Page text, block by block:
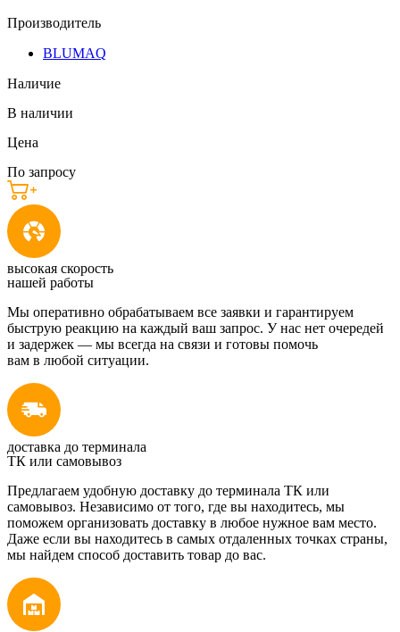
Производитель
BLUMAQ
Наличие
В наличии
Цена
По запросу
высокая скорость
нашей работы
Мы оперативно обрабатываем все заявки и гарантируем
быструю реакцию на каждый ваш запрос. У нас нет очередей
и задержек — мы всегда на связи и готовы помочь
вам в любой ситуации.
доставка до терминала
ТК или самовывоз
Предлагаем удобную доставку до терминала ТК или
самовывоз. Независимо от того, где вы находитесь, мы
поможем организовать доставку в любое нужное вам место.
Даже если вы находитесь в самых отдаленных точках страны,
мы найдем способ доставить товар до вас.